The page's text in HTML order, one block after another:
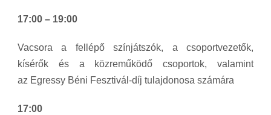
17:00 – 19:00
Vacsora a fellépő színjátszók, a csoportvezetők,
kísérők és a közreműködő csoportok, valamint
az Egressy Béni Fesztivál-díj tulajdonosa számára
17:00